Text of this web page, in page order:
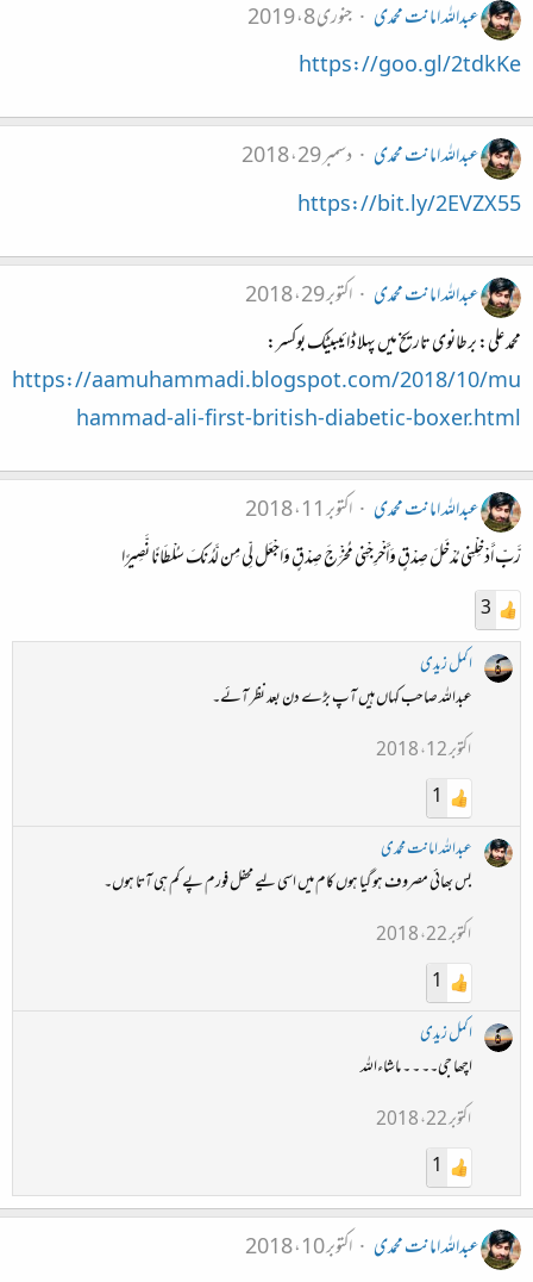
عبداللہ امانت محمدی
جنوری 8، 2019
https://goo.gl/2tdkKe
عبداللہ امانت محمدی
دسمبر 29، 2018
https://bit.ly/2EVZX55
عبداللہ امانت محمدی
اکتوبر 29، 2018
محمد علی: برطانوی تاریخ میں پہلا ڈائیبیٹک بوکسر:
https://aamuhammadi.blogspot.com/2018/10/mu
hammad-ali-first-british-diabetic-boxer.html
عبداللہ امانت محمدی
اکتوبر 11، 2018
رَّبِّ أَدْخِلْنِي مُدْخَلَ صِدْقٍ وَأَخْرِجْنِي مُخْرَجَ صِدْقٍ وَاجْعَل لِّي مِن لَّدُنكَ سُلْطَانًا نَّصِيرًا
3
اکمل زیدی
عبداللہ صاحب کہاں ہیں آپ بڑے دن بعد نظر آئے۔
اکتوبر 12، 2018
1
عبداللہ امانت محمدی
بس بھائی مصروف ہو گیا ہوں کام میں اسی لیے محفل فورم پے کم ہی آتا ہوں۔
اکتوبر 22، 2018
1
اکمل زیدی
اچھا جی۔۔ ۔ ۔ ماشاءاللہ
اکتوبر 22، 2018
1
عبداللہ امانت محمدی
اکتوبر 10، 2018